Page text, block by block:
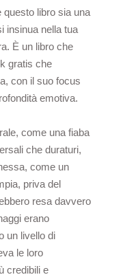
questo libro sia una
insinua nella tua
È un libro che
gratis che
con il suo focus
emotiva.
come una fiaba
che duraturi,
come un
priva del
resa davvero
erano
un livello di
le loro
credibili e